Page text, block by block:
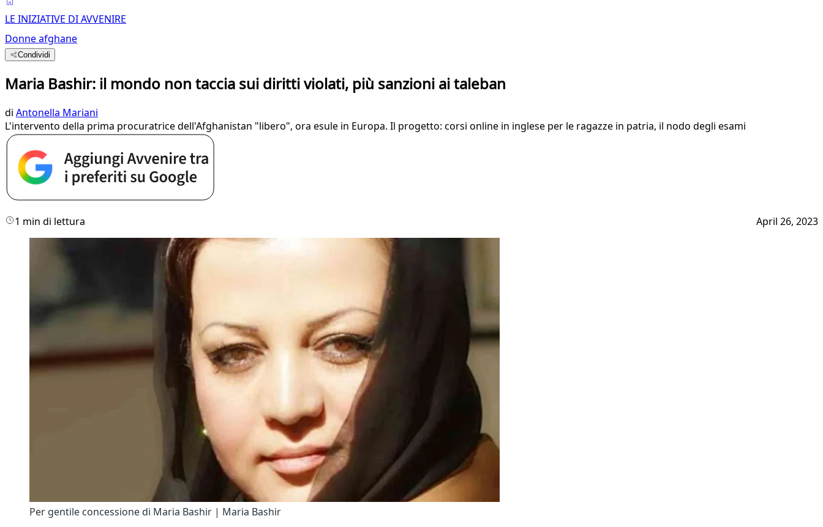
LE INIZIATIVE DI AVVENIRE
Donne afghane
Condividi
Maria Bashir: il mondo non taccia sui diritti violati, più sanzioni ai taleban
di Antonella Mariani
L'intervento della prima procuratrice dell'Afghanistan "libero", ora esule in Europa. Il progetto: corsi online in inglese per le ragazze in patria, il nodo degli esami
1 min di lettura April 26, 2023
Per gentile concessione di Maria Bashir | Maria Bashir